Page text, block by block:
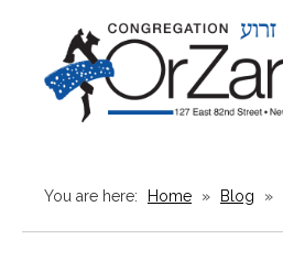
You are here: Home » Blog »